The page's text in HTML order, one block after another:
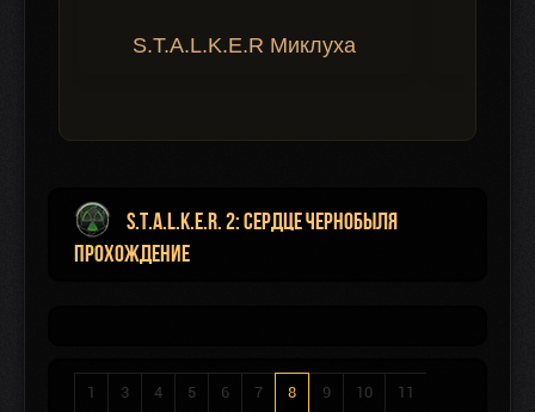
S.T.A.L.K.E.R Миклуха
S.T.A.L.K.E.R. 2: Сердце Чернобыля
прохождение
1 3 4 5 6 7 8 9 10 11